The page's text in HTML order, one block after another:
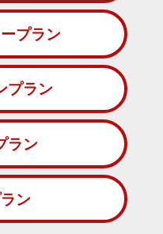
プラン
プラン
ラン
ン